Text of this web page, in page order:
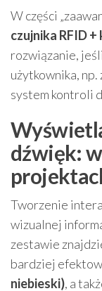
W części
czujnika RFID
rozwiązanie,
użytkownika,
system kontroli
dźwięk:
Tworzenie
wizualnej
zestawie
bardziej
niebieski), a